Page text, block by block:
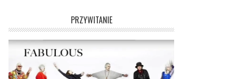
PRZYWITANIE